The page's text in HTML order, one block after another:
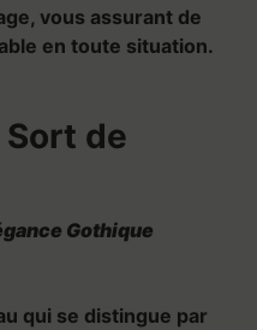
vous assurant de
en toute situation.
Sort de
Gothique
qui se distingue par